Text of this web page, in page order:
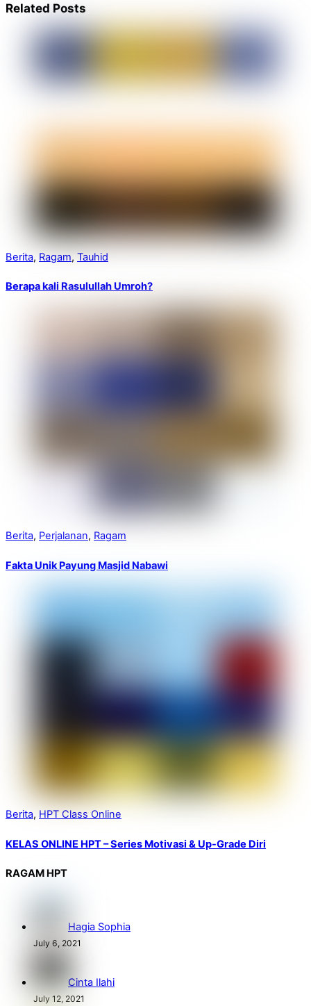
Related Posts
Berita, Ragam, Tauhid
Berapa kali Rasulullah Umroh?
Berita, Perjalanan, Ragam
Fakta Unik Payung Masjid Nabawi
Berita, HPT Class Online
KELAS ONLINE HPT – Series Motivasi & Up-Grade Diri
RAGAM HPT
Hagia Sophia
July 6, 2021
Cinta Ilahi
July 12, 2021